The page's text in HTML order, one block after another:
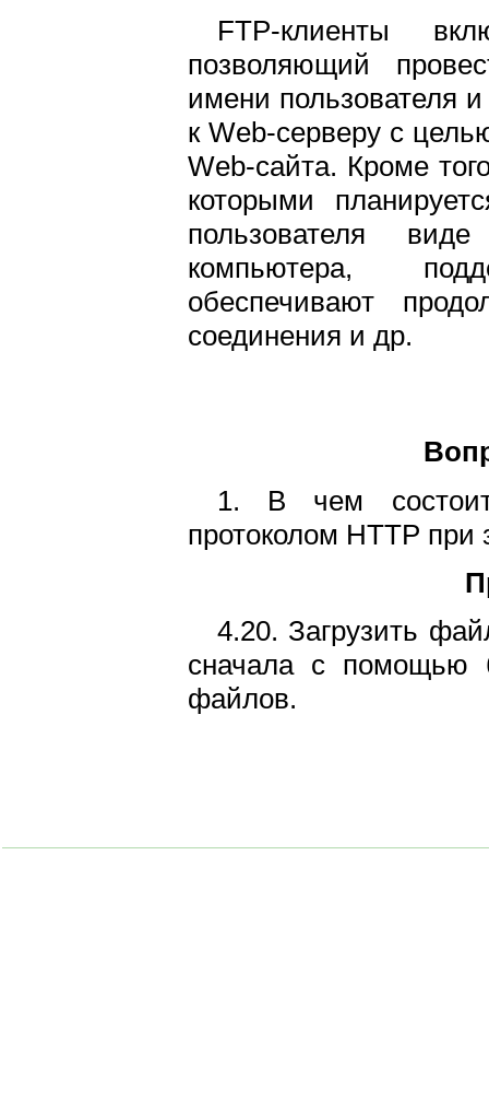
FTP-клиенты
позволяющий
имени пользователя
к Web-серверу с
Web-сайта. Кроме
которыми
пользователя
компьютера,
обеспечивают
соединения и др.
1. В чем
протоколом HTTP при
4.20. Загрузить
сначала с помощью
файлов.